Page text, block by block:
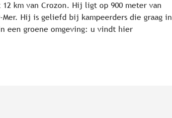
km van Crozon. Hij ligt op 900 meter van
Hij is geliefd bij kampeerders die graag in
een groene omgeving: u vindt hier